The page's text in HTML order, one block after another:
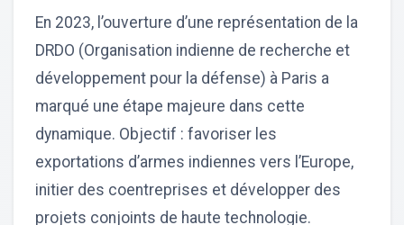
En 2023, l’ouverture d’une représentation de la
DRDO (Organisation indienne de recherche et
développement pour la défense) à Paris a
marqué une étape majeure dans cette
dynamique. Objectif : favoriser les
exportations d’armes indiennes vers l’Europe,
initier des coentreprises et développer des
projets conjoints de haute technologie.